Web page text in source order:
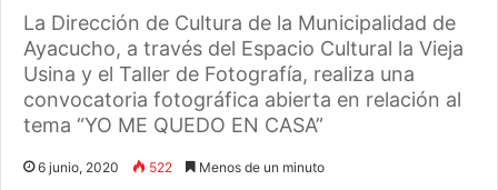
La Dirección de Cultura de la Municipalidad de
Ayacucho, a través del Espacio Cultural la Vieja
Usina y el Taller de Fotografía, realiza una
convocatoria fotográfica abierta en relación al
tema “YO ME QUEDO EN CASA”
6 junio, 2020 522 Menos de un minuto